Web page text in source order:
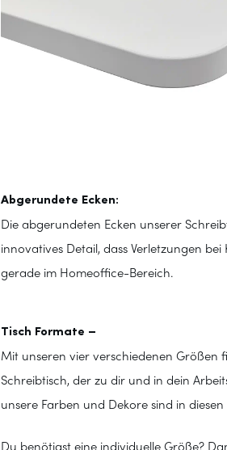
Abgerundete Ecken:
Die abgerundeten Ecken unserer
innovatives Detail, dass Verletzungen
gerade im Homeoffice-Bereich.
Tisch Formate –
Mit unseren vier verschiedenen Größen
Schreibtisch, der zu dir und in dein
unsere Farben und Dekore sind in
Du benötigst eine individuelle Größe?